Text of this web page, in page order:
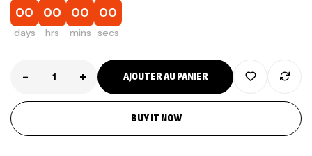
00
days
00
hrs
00
mins
00
secs
- + AJOUTER AU PANIER
BUY IT NOW